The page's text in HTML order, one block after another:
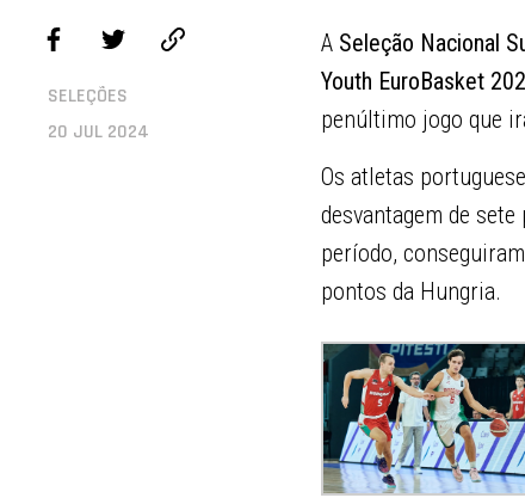
SELEÇÕES
20 JUL 2024
A Seleção Nacional
Youth EuroBasket
penúltimo jogo que
Os atletas
desvantagem de
período,
pontos da Hungria.